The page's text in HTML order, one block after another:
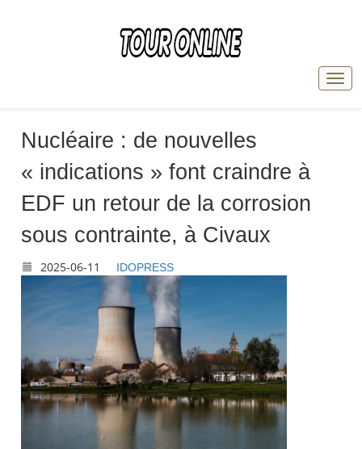
Nucléaire : de nouvelles
« indications » font craindre à
EDF un retour de la corrosion
sous contrainte, à Civaux
2025-06-11 IDOPRESS